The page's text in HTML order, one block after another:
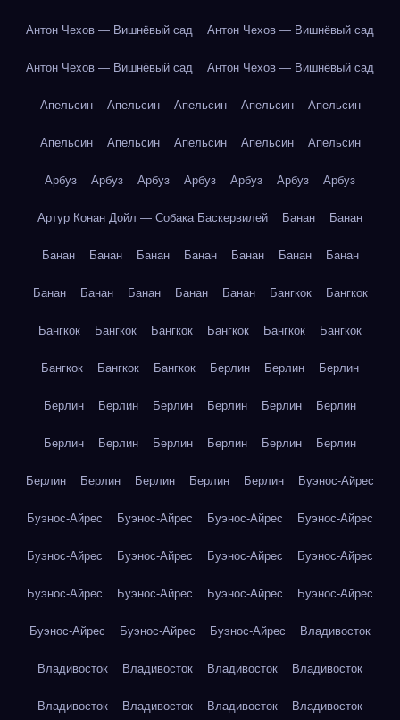
Антон Чехов — Вишнёвый сад Антон Чехов — Вишнёвый сад
Антон Чехов — Вишнёвый сад Антон Чехов — Вишнёвый сад
Апельсин Апельсин Апельсин Апельсин Апельсин
Апельсин Апельсин Апельсин Апельсин Апельсин
Арбуз Арбуз Арбуз Арбуз Арбуз Арбуз Арбуз
Артур Конан Дойл — Собака Баскервилей Банан Банан
Банан Банан Банан Банан Банан Банан Банан
Банан Банан Банан Банан Банан Бангкок Бангкок
Бангкок Бангкок Бангкок Бангкок Бангкок Бангкок
Бангкок Бангкок Бангкок Берлин Берлин Берлин
Берлин Берлин Берлин Берлин Берлин Берлин
Берлин Берлин Берлин Берлин Берлин Берлин
Берлин Берлин Берлин Берлин Берлин Буэнос-Айрес
Буэнос-Айрес Буэнос-Айрес Буэнос-Айрес Буэнос-Айрес
Буэнос-Айрес Буэнос-Айрес Буэнос-Айрес Буэнос-Айрес
Буэнос-Айрес Буэнос-Айрес Буэнос-Айрес Буэнос-Айрес
Буэнос-Айрес Буэнос-Айрес Буэнос-Айрес Владивосток
Владивосток Владивосток Владивосток Владивосток
Владивосток Владивосток Владивосток Владивосток